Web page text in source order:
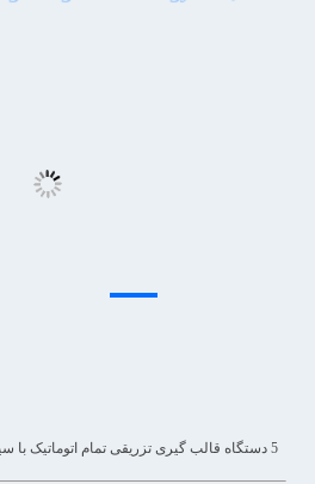
5 دستگاه قالب گیری تزریقی تمام اتوماتیک با